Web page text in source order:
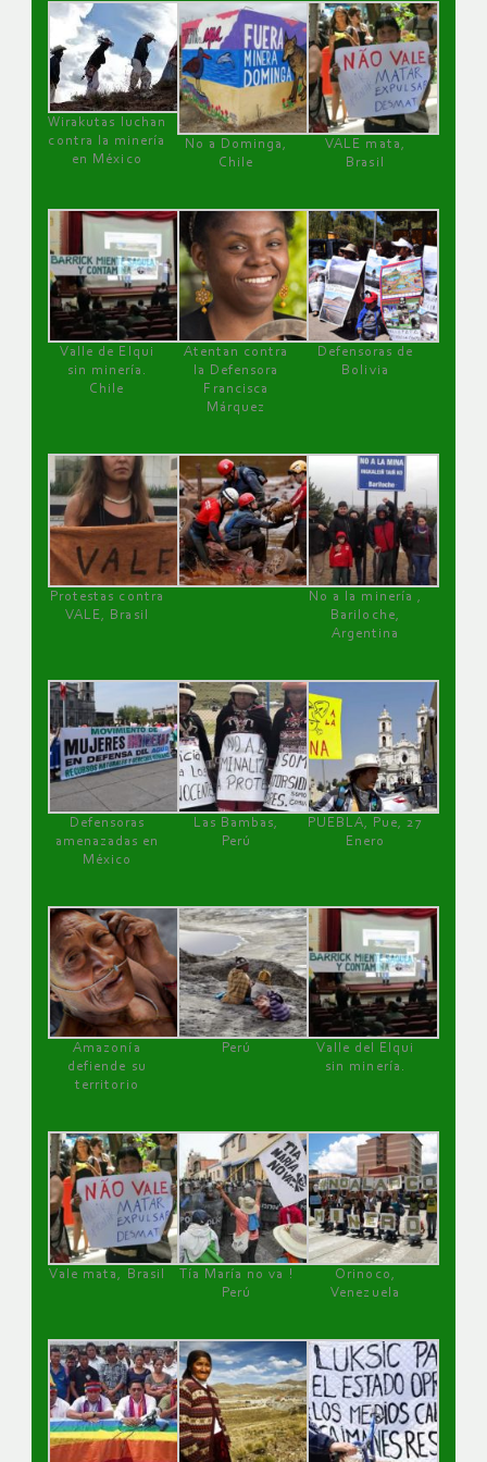
Wirakutas luchan
contra la minería
en México
No a Dominga,
Chile
VALE mata,
Brasil
Valle de Elqui
sin minería.
Chile
Atentan contra
la Defensora
Francisca
Márquez
Defensoras de
Bolivia
Protestas contra
VALE, Brasil
No a la minería ,
Bariloche,
Argentina
Defensoras
amenazadas en
México
Las Bambas,
Perú
PUEBLA, Pue, 27
Enero
Amazonía
defiende su
territorio
Perú
Valle del Elqui
sin minería.
Vale mata, Brasil
Tía María no va !
Perú
Orinoco,
Venezuela